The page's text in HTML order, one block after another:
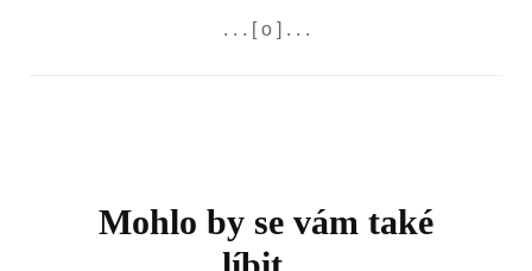
. . . [ o ] . . .
Mohlo by se vám také